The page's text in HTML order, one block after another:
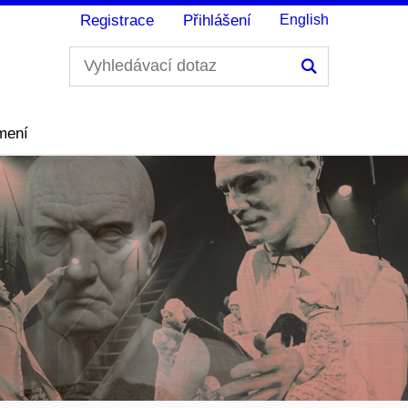
Registrace Přihlášení English